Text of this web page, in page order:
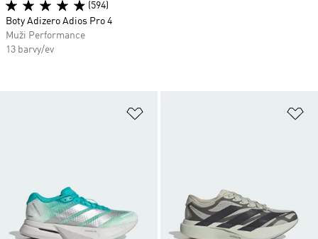
(594)
Boty Adizero Adios Pro 4
Muži Performance
13 barvy/ev